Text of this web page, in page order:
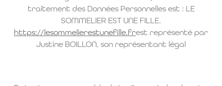
traitement des Données Personnelles est : LE
SOMMELIER EST UNE FILLE.
https://lesommelierestunefille.frest représenté par
Justine BOILLON, son représentant légal